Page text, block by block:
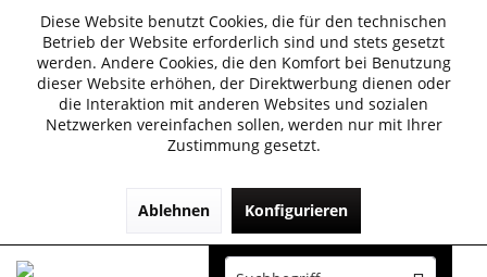
Diese Website benutzt Cookies, die für den technischen
Betrieb der Website erforderlich sind und stets gesetzt
werden. Andere Cookies, die den Komfort bei Benutzung
dieser Website erhöhen, der Direktwerbung dienen oder
die Interaktion mit anderen Websites und sozialen
Netzwerken vereinfachen sollen, werden nur mit Ihrer
Zustimmung gesetzt.
Ablehnen Konfigurieren